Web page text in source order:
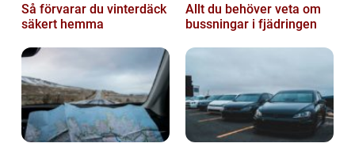
Så förvarar du vinterdäck
säkert hemma
Allt du behöver veta om
bussningar i fjädringen